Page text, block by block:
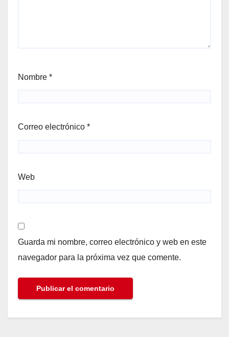
Nombre *
Correo electrónico *
Web
Guarda mi nombre, correo electrónico y web en este
navegador para la próxima vez que comente.